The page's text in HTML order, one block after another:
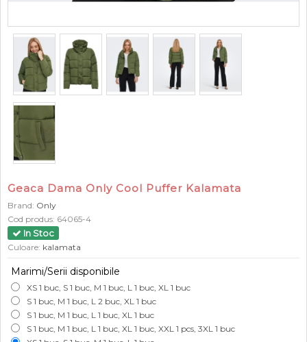
Geaca Dama Only Cool Puffer Kalamata
Brand: Only
Cod produs: 64065-4
In Stoc
Culoare: kalamata
Marimi/Serii disponibile
XS 1 buc, S 1 buc, M 1 buc, L 1 buc, XL 1 buc
S 1 buc, M 1 buc, L 2 buc, XL 1 buc
S 1 buc, M 1 buc, L 1 buc, XL 1 buc
S 1 buc, M 1 buc, L 1 buc, XL 1 buc, XXL 1 pcs, 3XL 1 buc